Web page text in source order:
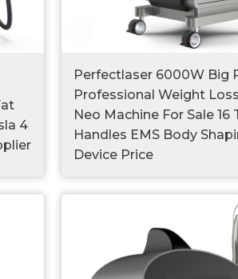
4
Perfectlaser 6000W Big
Professional Weight
Neo Machine For Sale 16
Handles EMS Body
Device Price